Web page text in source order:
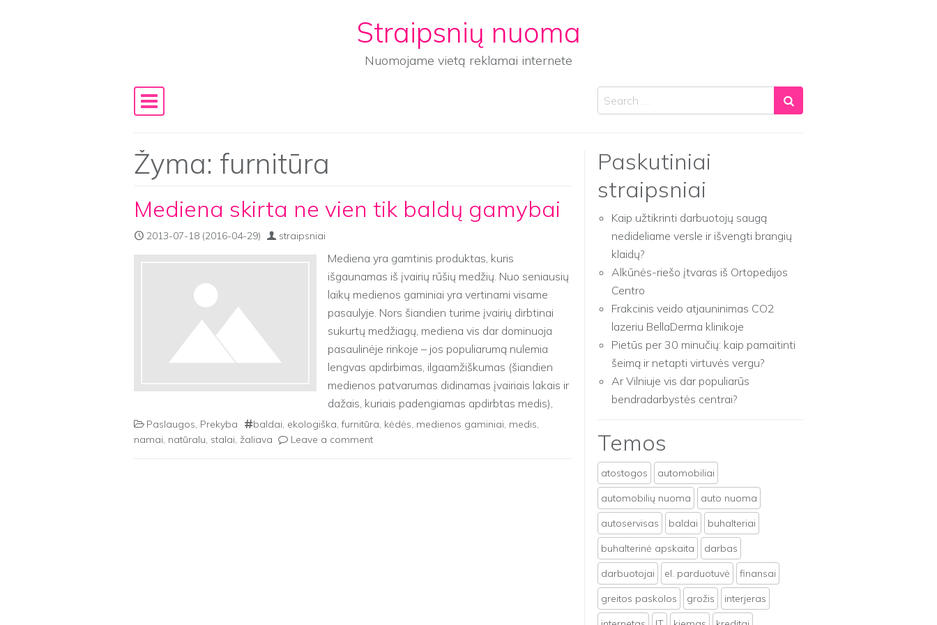
Straipsnių nuoma
Nuomojame vietą reklamai internete
Main Navigation
Search
Žyma: furnitūra
Mediena skirta ne vien tik baldų gamybai
2013-07-18 (2016-04-29) straipsniai
Mediena yra gamtinis produktas, kuris
išgaunamas iš įvairių rūšių medžių. Nuo seniausių
laikų medienos gaminiai yra vertinami visame
pasaulyje. Nors šiandien turime įvairių dirbtinai
sukurtų medžiagų, mediena vis dar dominuoja
pasaulinėje rinkoje – jos populiarumą nulemia
lengvas apdirbimas, ilgaamžiškumas (šiandien
medienos patvarumas didinamas įvairiais lakais ir
dažais, kuriais padengiamas apdirbtas medis),
gana didelė šiluminė varža. […]
Paslaugos, Prekyba baldai, ekologiška,furnitūra, kėdės, medienos gaminiai, medis,
namai, natūralu, stalai, žaliava Leave a comment
Paskutiniai
straipsniai
Kaip užtikrinti darbuotojų saugą
nedideliame versle ir išvengti brangių
klaidų?
Alkūnės-riešo įtvaras iš Ortopedijos
Centro
Frakcinis veido atjauninimas CO2
lazeriu BellaDerma klinikoje
Pietūs per 30 minučių: kaip pamaitinti
šeimą ir netapti virtuvės vergu?
Ar Vilniuje vis dar populiarūs
bendradarbystės centrai?
Temos
atostogos
automobiliai
automobilių nuoma
auto nuoma
autoservisas
baldai
buhalteriai
buhalterinė apskaita
darbas
darbuotojai
el. parduotuvė
finansai
greitos paskolos
grožis
interjeras